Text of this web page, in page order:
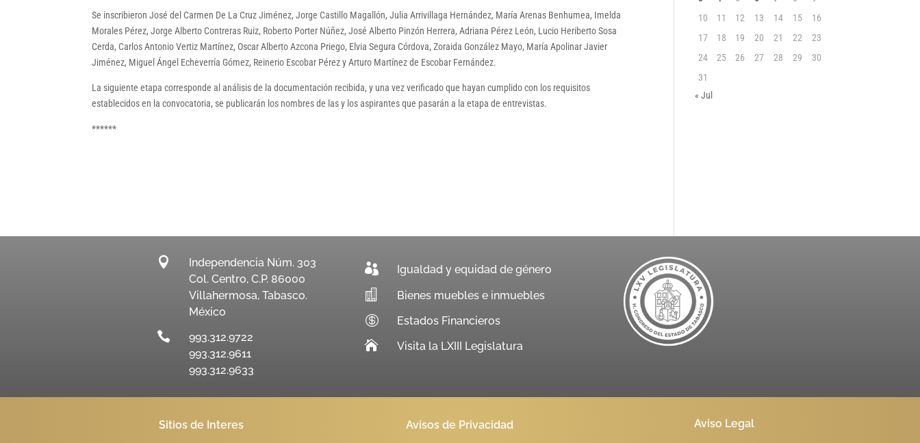
Se inscribieron José del Carmen De La Cruz Jiménez, Jorge Castillo Magallón, Julia Arrivillaga Hernández, María Arenas Benhumea, Imelda
Morales Pérez, Jorge Alberto Contreras Ruiz, Roberto Porter Núñez, José Alberto Pinzón Herrera, Adriana Pérez León, Lucio Heriberto Sosa
Cerda, Carlos Antonio Vertiz Martínez, Oscar Alberto Azcona Priego, Elvia Segura Córdova, Zoraida González Mayo, María Apolinar Javier
Jiménez, Miguel Ángel Echeverría Gómez, Reinerio Escobar Pérez y Arturo Martínez de Escobar Fernández.
La siguiente etapa corresponde al análisis de la documentación recibida, y una vez verificado que hayan cumplido con los requisitos
establecidos en la convocatoria, se publicarán los nombres de las y los aspirantes que pasarán a la etapa de entrevistas.
******
10
11 12 13 14 15
16
17
18 19 20 21 22
23
24
25 26 27 28 29
30
31
« Jul

Independencia Núm. 303
Col. Centro, C.P. 86000
Villahermosa, Tabasco.
México

993.312.9722
993.312.9611
993.312.9633
 Igualdad y equidad de género
 Bienes muebles e inmuebles
 Estados Financieros
 Visita la LXIII Legislatura
Sitios de Interes Avisos de Privacidad Aviso Legal